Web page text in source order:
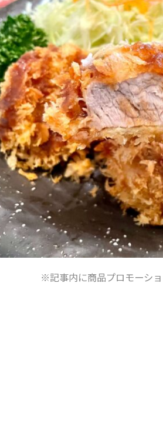
※記事内に商品プロモーシ